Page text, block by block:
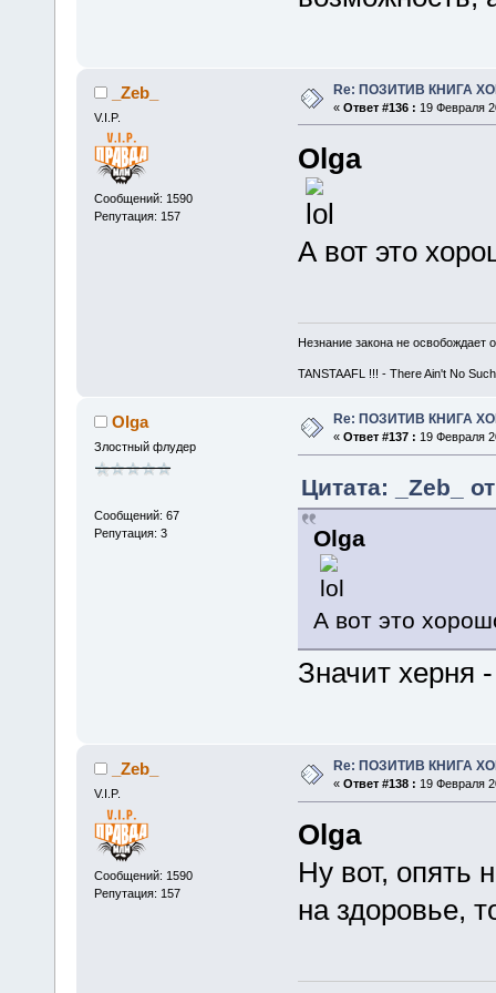
_Zeb_
V.I.P.
Сообщений: 1590
Репутация: 157
Re: ПОЗИТИВ КНИГА
« Ответ #136 : 19 Февраля
Olga
А вот это
Незнание закона не освобождает
TANSTAAFL !!! - There Ain't No
Olga
Злостный флудер
Сообщений: 67
Репутация: 3
Re: ПОЗИТИВ КНИГА
« Ответ #137 : 19 Февраля
Цитата: _Zeb_
Olga
А вот это
Значит херня
_Zeb_
V.I.P.
Сообщений: 1590
Репутация: 157
Re: ПОЗИТИВ КНИГА
« Ответ #138 : 19 Февраля
Olga
Ну вот, опять
на здоровье,